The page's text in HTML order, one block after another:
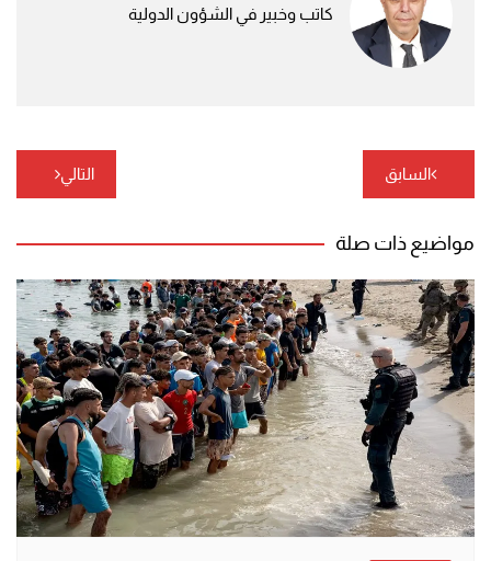
كاتب وخبير في الشؤون الدولية
تصفّح
المقالات
السابق التالي
مواضيع ذات صلة